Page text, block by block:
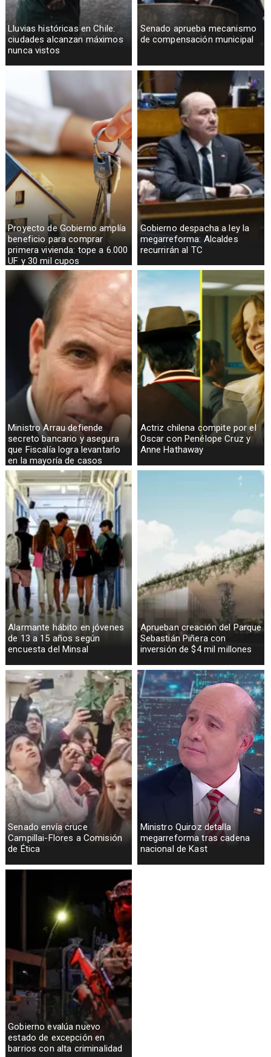
Lluvias históricas en Chile:
ciudades alcanzan máximos
nunca vistos
Senado aprueba mecanismo
de compensación municipal
Proyecto de Gobierno amplía
beneficio para comprar
primera vivienda: tope a 6.000
UF y 30 mil cupos
Gobierno despacha a ley la
megarreforma: Alcaldes
recurrirán al TC
Ministro Arrau defiende
secreto bancario y asegura
que Fiscalía logra levantarlo
en la mayoría de casos
Actriz chilena compite por el
Oscar con Penélope Cruz y
Anne Hathaway
Alarmante hábito en jóvenes
de 13 a 15 años según
encuesta del Minsal
Aprueban creación del Parque
Sebastián Piñera con
inversión de $4 mil millones
Senado envía cruce
Campillai-Flores a Comisión
de Ética
Ministro Quiroz detalla
megarreforma tras cadena
nacional de Kast
Gobierno evalúa nuevo
estado de excepción en
barrios con alta criminalidad